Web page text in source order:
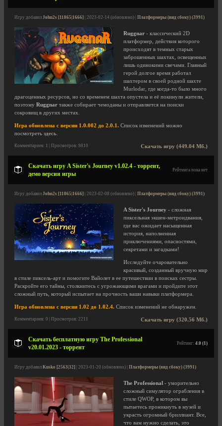
Игру добавил John2s [11865|1666] | 2023-02-14 (обновлено) | Платформеры (вид сбоку) (3991)
Ruggnar - классический 2D
платформер, действия которого
происходят в темных старых
заброшенных шахтах, освещенных
лишь одинокими свечами. Главный
герой долгое время работал
шахтером в своей родной шахте
Murlodar, где когда-то было много
драгоценных ресурсов, но со временем шахта опустела и её покинули жители,
поэтому Ruggnar также собирает чемоданы и отправляется на поиски
сокровищ в других местах.
Игра обновлена с версии 1.0.002 до 2.0.1. Список изменений можно
посмотреть здесь
Скачать игру (449.04 Мб.)
Комментариев: 1 | Просмотров: 9810
Скачать игру A Sister's Journey v1.02.4 - торрент,
демо версия игры
Рейтинга пока нет
Игру добавил John2s [11865|1666] | 2023-02-08 (обновлено) | Платформеры (вид сбоку) (3991)
A Sister's Journey - сложная
пиксельная экшен-метроидвания,
где вас ожидает насыщенная
история, наполненная
приключениями, опасностями,
секретами и загадками!
Исследуйте очаровательно
красивый, созданный вручную мир
в стиле пиксель-арт и помогите Вайолет в ее путешествии в поисках сестры.
Раскройте его тайны, столкнитесь с угрожающими врагами и пройдите этот
сложный путь, который испытает на прочность ваши навыки платформера.
Игра обновлена с версии 1.02 до 1.02.4. Список изменений не обнаружен.
Скачать игру (320.56 Мб.)
Комментариев: 0 | Просмотров: 2211
Скачать бесплатную игру The Professional
v20.01.2023 - торрент
Рейтинг: 4.0 (1)
Игру добавил Kusko [2563|32] | 2023-01-20 (обновлено) | Платформеры (вид сбоку) (3991)
The Professional - уморительно
сложный симулятор ограбления в
стиле QWOP, в котором вы
пытаетесь проникнуть в музей и
украсть огромный бриллиант. Все,
что вам нужно сделать, это